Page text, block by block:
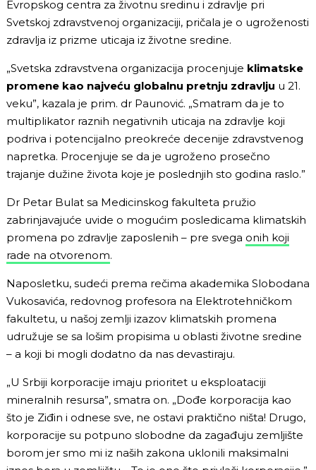
Evropskog centra za životnu sredinu i zdravlje pri
Svetskoj zdravstvenoj organizaciji, pričala je o ugroženosti
zdravlja iz prizme uticaja iz životne sredine.
„Svetska zdravstvena organizacija procenjuje klimatske
promene kao najveću globalnu pretnju zdravlju u 21.
veku”, kazala je prim. dr Paunović. „Smatram da je to
multiplikator raznih negativnih uticaja na zdravlje koji
podriva i potencijalno preokreće decenije zdravstvenog
napretka. Procenjuje se da je ugroženo prosečno
trajanje dužine života koje je poslednjih sto godina raslo.”
Dr Petar Bulat sa Medicinskog fakulteta pružio
zabrinjavajuće uvide o mogućim posledicama klimatskih
promena po zdravlje zaposlenih – pre svega onih koji
rade na otvorenom.
Naposletku, sudeći prema rečima akademika Slobodana
Vukosavića, redovnog profesora na Elektrotehničkom
fakultetu, u našoj zemlji izazov klimatskih promena
udružuje se sa lošim propisima u oblasti životne sredine
– a koji bi mogli dodatno da nas devastiraju.
„U Srbiji korporacije imaju prioritet u eksploataciji
mineralnih resursa”, smatra on. „Dođe korporacija kao
što je Ziđin i odnese sve, ne ostavi praktično ništa! Drugo,
korporacije su potpuno slobodne da zagađuju zemljište
borom jer smo mi iz naših zakona uklonili maksimalni